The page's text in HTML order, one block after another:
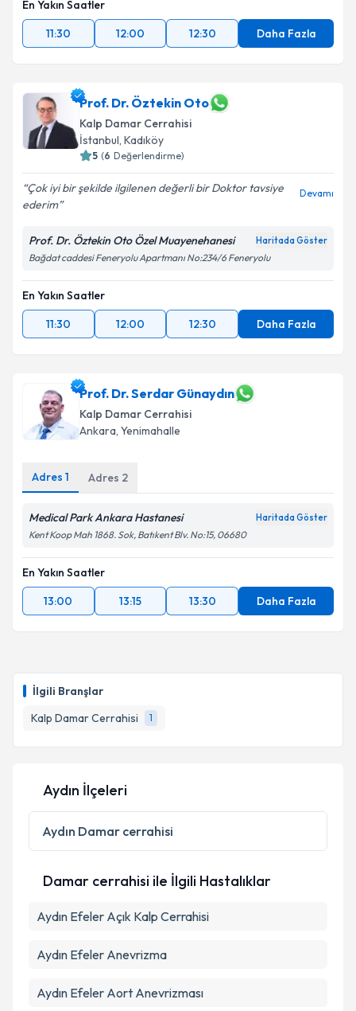
İlgili Branşlar
Kalp Damar Cerrahisi
1
En Yakın Saatler
11:30
12:00 12:30 Daha Fazla
Prof. Dr. Öztekin Oto
Kalp Damar Cerrahisi
İstanbul, Kadıköy
5 (6 Değerlendirme)
Çok iyi bir şekilde ilgilenen değerli bir Doktor tavsiye
ederim
Devamı
Prof. Dr. Öztekin Oto Özel Muayenehanesi Haritada Göster
Bağdat caddesi Feneryolu Apartmanı No:234/6 Feneryolu
En Yakın Saatler
11:30
12:00 12:30 Daha Fazla
Prof. Dr. Serdar Günaydın
Kalp Damar Cerrahisi
Ankara, Yenimahalle
Adres 1 Adres 2
Medical Park Ankara Hastanesi Haritada Göster
Kent Koop Mah 1868. Sok, Batıkent Blv. No:15, 06680
En Yakın Saatler
13:00
13:15 13:30 Daha Fazla
Aydın İlçeleri
Aydın Damar cerrahisi
Damar cerrahisi ile İlgili Hastalıklar
Aydın Efeler Açık Kalp Cerrahisi
Aydın Efeler Anevrizma
Aydın Efeler Aort Anevrizması